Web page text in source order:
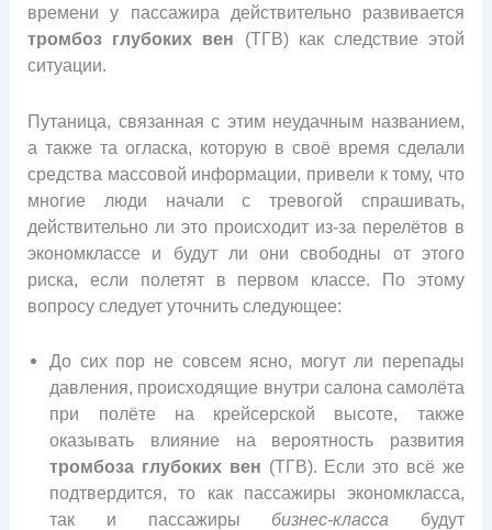
времени у пассажира действительно развивается
тромбоз глубоких вен (ТГВ) как следствие этой
ситуации.
Путаница, связанная с этим неудачным названием,
а также та огласка, которую в своё время сделали
средства массовой информации, привели к тому, что
многие люди начали с тревогой спрашивать,
действительно ли это происходит из-за перелётов в
экономклассе и будут ли они свободны от этого
риска, если полетят в первом классе. По этому
вопросу следует уточнить следующее:
До сих пор не совсем ясно, могут ли перепады
давления, происходящие внутри салона самолёта
при полёте на крейсерской высоте, также
оказывать влияние на вероятность развития
тромбоза глубоких вен (ТГВ). Если это всё же
подтвердится, то как пассажиры экономкласса,
так и пассажиры бизнес-класса будут